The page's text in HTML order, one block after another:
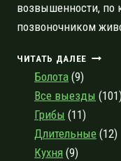
возвышенности, по
позвоночником
ЧИТАТЬ ДАЛЕЕ
ЮЖНЫМ
Болота (9)
Все выезды
Грибы (11)
Длительные (12)
Кухня (9)